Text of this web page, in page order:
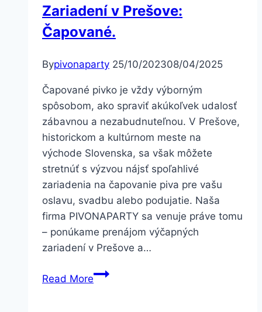
Zariadení v Prešove:
Čapované.
Bypivonaparty 25/10/202308/04/2025
Čapované pivko je vždy výborným
spôsobom, ako spraviť akúkoľvek udalosť
zábavnou a nezabudnuteľnou. V Prešove,
historickom a kultúrnom meste na
východe Slovenska, sa však môžete
stretnúť s výzvou nájsť spoľahlivé
zariadenia na čapovanie piva pre vašu
oslavu, svadbu alebo podujatie. Naša
firma PIVONAPARTY sa venuje práve tomu
– ponúkame prenájom výčapných
zariadení v Prešove a…
Read MorePrenájom